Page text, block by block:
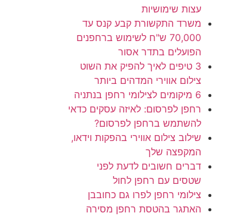
עצות שימושיות
משרד התקשורת קבע קנס עד
70,000 ש"ח לשימוש ברחפנים
הפועלים בתדר אסור
3 טיפים לאיך להפיק את השוט
צילום אווירי המדהים ביותר
6 מיקומים לצילומי רחפן בנתניה
רחפן לפרסום: לאיזה עסקים כדאי
להשתמש ברחפן לפרסום?
שילוב צילום אווירי בהפקות וידאו,
המקפצה שלך
דברים חשובים לדעת לפני
שטסים עם רחפן לחול
צילומי רחפן לפרו גם כחובבן
האתגר בהטסת רחפן מסירה